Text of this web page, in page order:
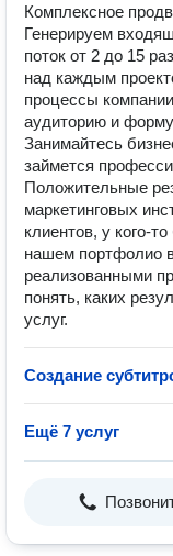
Комплексное
Генерируем
поток от 2 до 15
над каждым
процессы
аудиторию и
Занимайтесь
займется
Положительные
маркетинговых
клиентов, у кого-
нашем портфолио
реализованными
понять, каких
услуг.
Создание
Ещё 7 услуг